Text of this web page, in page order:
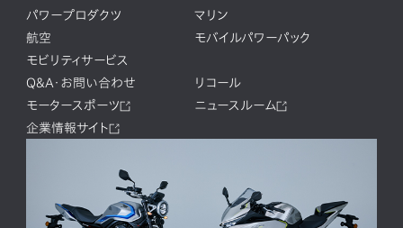
パワープロダクツ
マリン
航空
モバイルパワーパック
モビリティサービス
Q&A・お問い合わせ
リコール
モータースポーツ
ニュースルーム
企業情報サイト